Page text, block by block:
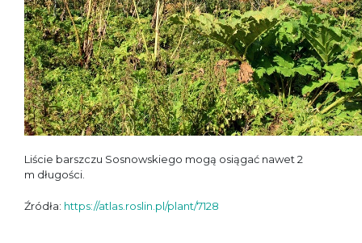
Liście barszczu Sosnowskiego mogą osiągać nawet 2
m długości.
Źródła: https://atlas.roslin.pl/plant/7128